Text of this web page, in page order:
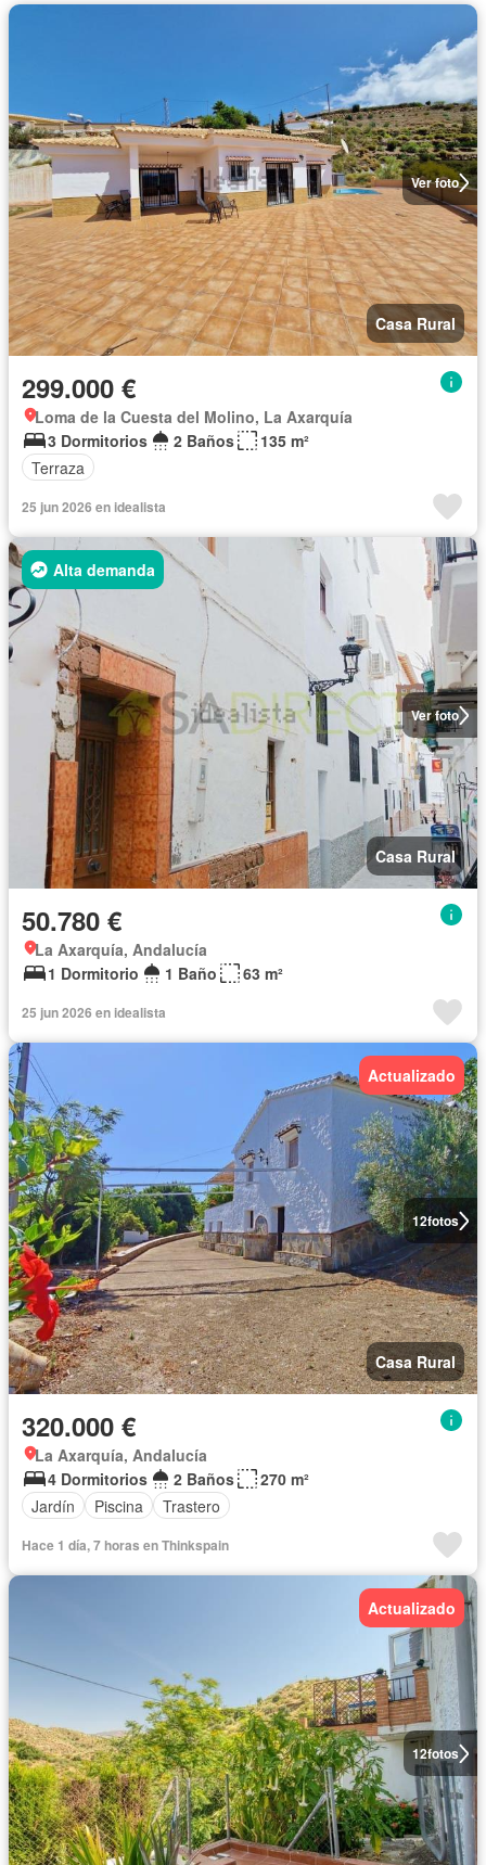
Ver foto
Casa Rural
299.000 €
Loma de la Cuesta del Molino, La Axarquía
3 Dormitorios
2 Baños
135 m²
Terraza
25 jun 2026 en idealista
Ver foto
Alta demanda
Casa Rural
50.780 €
La Axarquía, Andalucía
1 Dormitorio
1 Baño 63 m²
25 jun 2026 en idealista
12fotos
Actualizado
Casa Rural
320.000 €
La Axarquía, Andalucía
4 Dormitorios
2 Baños
270 m²
Jardín
Piscina Trastero
Hace 1 día, 7 horas en Thinkspain
12fotos
Actualizado